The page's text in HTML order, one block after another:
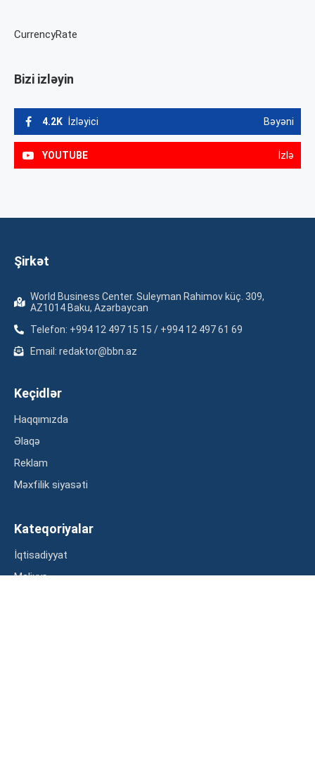
CurrencyRate
Bizi izləyin
4.2K İzləyici Bəyəni
YOUTUBE İzlə
Şirkət
World Business Center. Suleyman Rahimov küç. 309,
AZ1014 Baku, Azərbaycan
Telefon: +994 12 497 15 15 / +994 12 497 61 69
Email: redaktor@bbn.az
Keçidlər
Haqqımızda
Əlaqə
Reklam
Məxfilik siyasəti
Kateqoriyalar
İqtisadiyyat
Maliyyə